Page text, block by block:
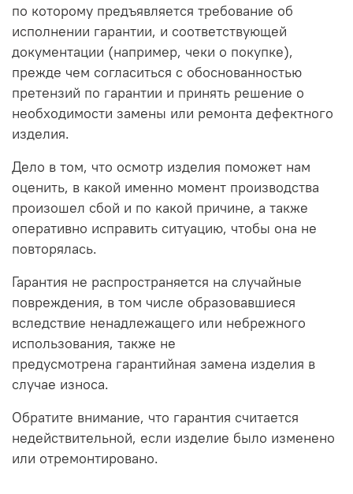
по которому предъявляется требование об
исполнении гарантии, и соответствующей
документации (например, чеки о покупке),
прежде чем согласиться с обоснованностью
претензий по гарантии и принять решение о
необходимости замены или ремонта дефектного
изделия.
Дело в том, что осмотр изделия поможет нам
оценить, в какой именно момент производства
произошел сбой и по какой причине, а также
оперативно исправить ситуацию, чтобы она не
повторялась.
Гарантия не распространяется на случайные
повреждения, в том числе образовавшиеся
вследствие ненадлежащего или небрежного
использования, также не
предусмотрена гарантийная замена изделия в
случае износа.
Обратите внимание, что гарантия считается
недействительной, если изделие было изменено
или отремонтировано.